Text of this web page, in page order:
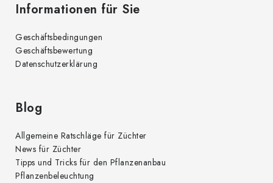
Informationen für Sie
Geschäftsbedingungen
Geschäftsbewertung
Datenschutzerklärung
Blog
Allgemeine Ratschläge für Züchter
News für Züchter
Tipps und Tricks für den Pflanzenanbau
Pflanzenbeleuchtung